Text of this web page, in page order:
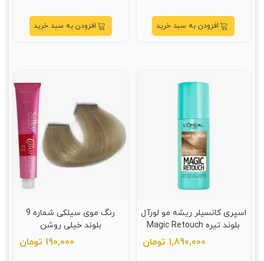
افزودن به سبد خرید افزودن به سبد خرید
اسپری کانسیلر ریشه مو لورآل
بلوند تیره Magic Retouch
1,890,000 تومان
رنگ موی سیلکی شماره 9
بلوند خیلی روشن
190,000 تومان